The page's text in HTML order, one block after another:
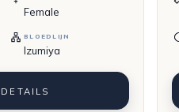
Female
BLOEDLIJN
Izumiya